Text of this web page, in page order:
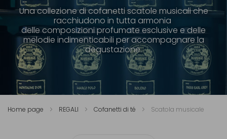
Una collezione di cofanetti scatole musicali che
racchiudono in tutta armonia
delle composizioni profumate esclusive e delle
melodie indimenticabili per accompagnare la
degustazione.
Home page REGALI Cofanetti di té Scatola musicale